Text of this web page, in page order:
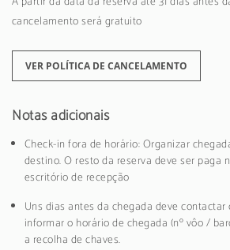
cancelamento será gratuito
VER POLÍTICA DE CANCELAMENTO
Notas adicionais
Check-in fora de horário: Organizar
destino. O resto da reserva deve ser paga
escritório de recepção
Uns dias antes da chegada deve
informar o horário de chegada (nº vôo /
a recolha de chaves.